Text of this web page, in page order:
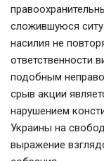
сложившуюся
насилия не
ответственности
подобным
срыв акции
нарушением
Украины на
выражение